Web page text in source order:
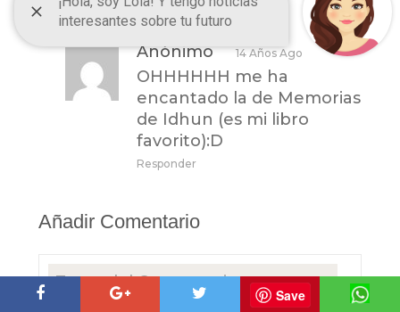
Responder
Anónimo 14 Años Ago
OHHHHHH me ha
encantado la de Memorias
de Idhun (es mi libro
favorito):D
Responder
Añadir Comentario
Save